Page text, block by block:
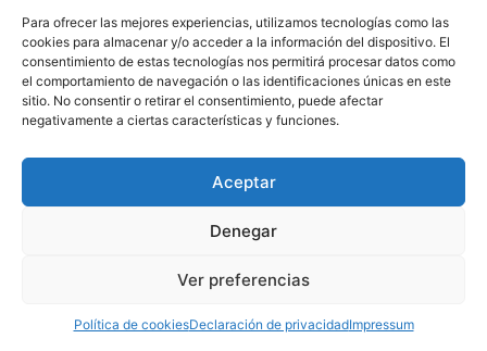
Para ofrecer las mejores experiencias, utilizamos tecnologías como las
cookies para almacenar y/o acceder a la información del dispositivo. El
consentimiento de estas tecnologías nos permitirá procesar datos como
el comportamiento de navegación o las identificaciones únicas en este
sitio. No consentir o retirar el consentimiento, puede afectar
negativamente a ciertas características y funciones.
Aceptar
Denegar
Ver preferencias
Política de cookiesDeclaración de privacidadImpressum
Política de Privacidad
Política de Cookies
Aviso Legal
informacion@integratecnologia.es
910 607 564
derechos reservados